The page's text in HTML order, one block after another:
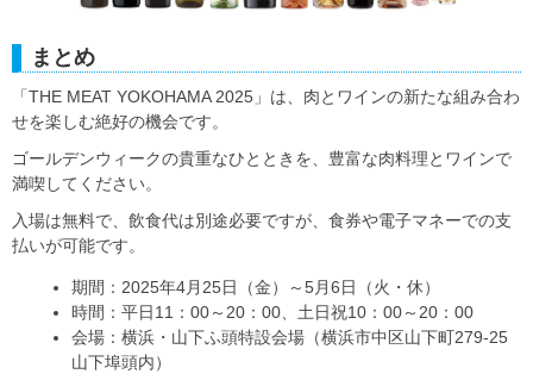
まとめ
「THE MEAT YOKOHAMA 2025」は、肉とワインの新たな組み合わ
せを楽しむ絶好の機会です。
ゴールデンウィークの貴重なひとときを、豊富な肉料理とワインで
満喫してください。
入場は無料で、飲食代は別途必要ですが、食券や電子マネーでの支
払いが可能です。
期間：2025年4月25日（金）～5月6日（火・休）
時間：平日11：00～20：00、土日祝10：00～20：00
会場：横浜・山下ふ頭特設会場（横浜市中区山下町279-25
山下埠頭内）